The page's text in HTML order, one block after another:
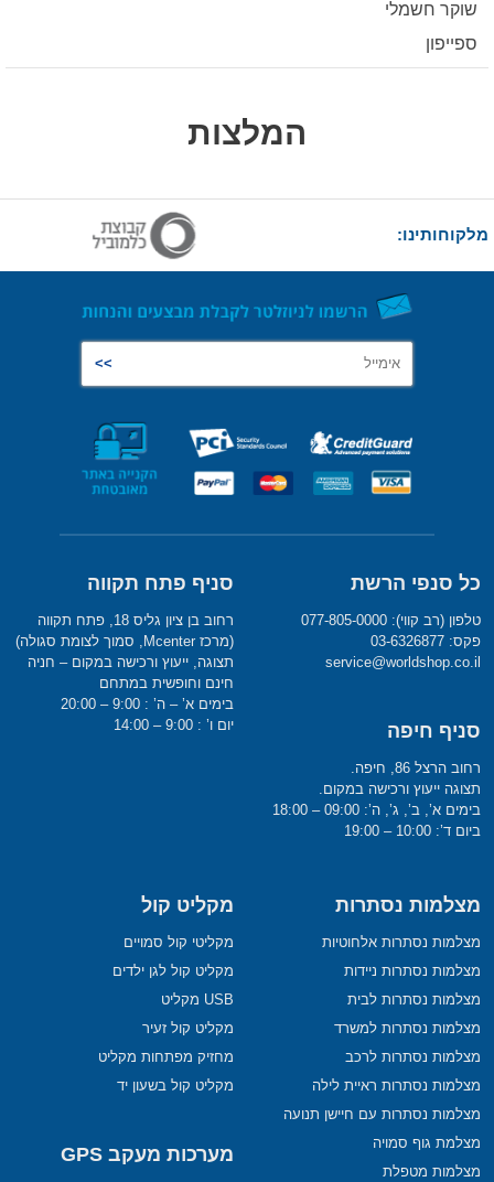
שוקר חשמלי
ספייפון
המלצות
מלקוחותינו:
כל סנפי הרשת
טלפון (רב קווי): 077-805-0000
פקס: 03-6326877
service@worldshop.co.il
סניף חיפה
רחוב הרצל 86, חיפה.
תצוגה ייעוץ ורכישה במקום.
בימים א’, ב’, ג’, ה’: 09:00 – 18:00
ביום ד’: 10:00 – 19:00
סניף פתח תקווה
רחוב בן ציון גליס 18, פתח תקווה
(מרכז Mcenter, סמוך לצומת סגולה)
תצוגה, ייעוץ ורכישה במקום – חניה
חינם וחופשית במתחם
בימים א’ – ה’ : 9:00 – 20:00
יום ו’ : 9:00 – 14:00
מצלמות נסתרות
מצלמות נסתרות אלחוטיות
מצלמות נסתרות ניידות
מצלמות נסתרות לבית
מצלמות נסתרות למשרד
מצלמות נסתרות לרכב
מצלמות נסתרות ראיית לילה
מצלמות נסתרות עם חיישן תנועה
מצלמת גוף סמויה
מצלמות מטפלת
מקליט קול
מקליטי קול סמויים
מקליט קול לגן ילדים
USB מקליט
מקליט קול זעיר
מחזיק מפתחות מקליט
מקליט קול בשעון יד
מערכות מעקב GPS